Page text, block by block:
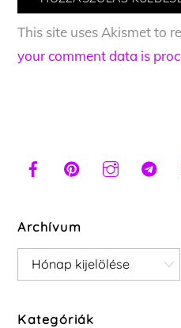
This site uses Akismet to
your comment data is
Archívum
Archívum
Kategóriák